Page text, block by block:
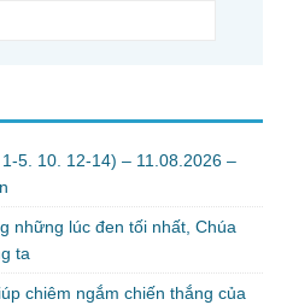
5. 10. 12-14) – 11.08.2026 –
những lúc đen tối nhất, Chúa
ta
chiêm ngắm chiến thắng của